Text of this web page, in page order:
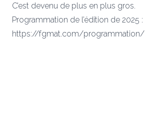
C’est devenu de plus en plus gros.
Programmation de l’édition de 2025 :
https://fgmat.com/programmation/